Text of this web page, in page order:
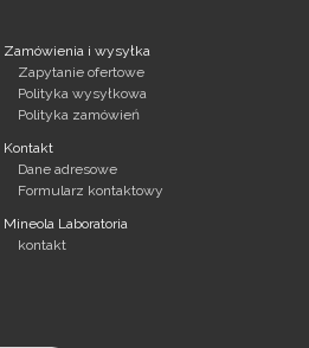
Zamówienia i wysyłka
Zapytanie ofertowe
Polityka wysyłkowa
Polityka zamówień
Kontakt
Dane adresowe
Formularz kontaktowy
Mineola Laboratoria
kontakt